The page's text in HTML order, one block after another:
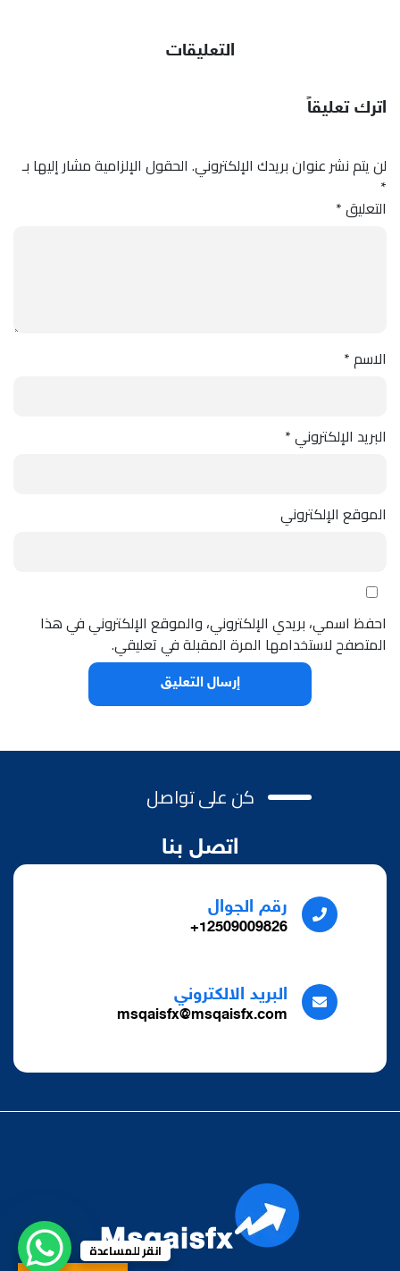
التعليقات
اترك تعليقاً
لن يتم نشر عنوان بريدك الإلكتروني. الحقول الإلزامية مشار إليها بـ
*
التعليق*
الاسم*
البريد الإلكتروني*
الموقع الإلكتروني
احفظ اسمي، بريدي الإلكتروني، والموقع الإلكتروني في هذا
المتصفح لاستخدامها المرة المقبلة في تعليقي.
كن على تواصل
اتصل بنا
رقم الجوال
12509009826+
البريد الالكتروني
msqaisfx@msqaisfx.com
انقر للمساعدة